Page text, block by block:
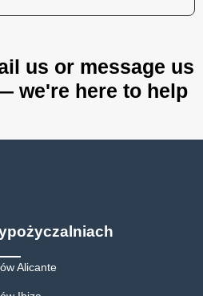
us or message us
we're here to help
Alicante